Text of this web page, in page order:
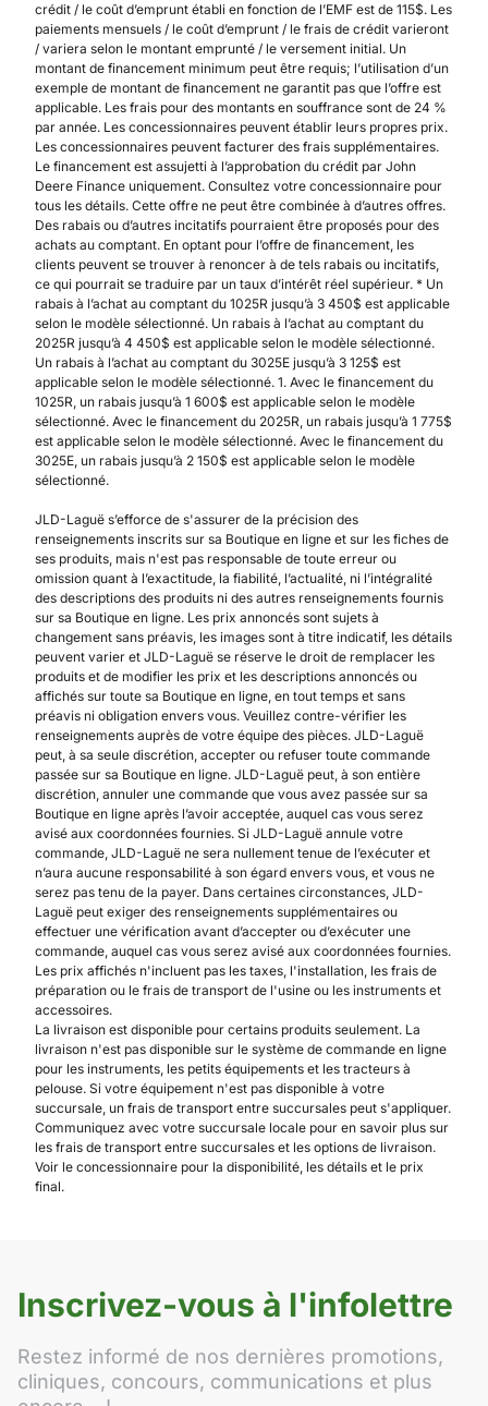
crédit / le coût d’emprunt établi en fonction de l’EMF est de 115$. Les
paiements mensuels / le coût d’emprunt / le frais de crédit varieront
/ variera selon le montant emprunté / le versement initial. Un
montant de financement minimum peut être requis; l’utilisation d’un
exemple de montant de financement ne garantit pas que l’offre est
applicable. Les frais pour des montants en souffrance sont de 24 %
par année. Les concessionnaires peuvent établir leurs propres prix.
Les concessionnaires peuvent facturer des frais supplémentaires.
Le financement est assujetti à l’approbation du crédit par John
Deere Finance uniquement. Consultez votre concessionnaire pour
tous les détails. Cette offre ne peut être combinée à d’autres offres.
Des rabais ou d’autres incitatifs pourraient être proposés pour des
achats au comptant. En optant pour l’offre de financement, les
clients peuvent se trouver à renoncer à de tels rabais ou incitatifs,
ce qui pourrait se traduire par un taux d’intérêt réel supérieur. * Un
rabais à l’achat au comptant du 1025R jusqu’à 3 450$ est applicable
selon le modèle sélectionné. Un rabais à l’achat au comptant du
2025R jusqu’à 4 450$ est applicable selon le modèle sélectionné.
Un rabais à l’achat au comptant du 3025E jusqu’à 3 125$ est
applicable selon le modèle sélectionné. 1. Avec le financement du
1025R, un rabais jusqu’à 1 600$ est applicable selon le modèle
sélectionné. Avec le financement du 2025R, un rabais jusqu’à 1 775$
est applicable selon le modèle sélectionné. Avec le financement du
3025E, un rabais jusqu’à 2 150$ est applicable selon le modèle
sélectionné.
JLD-Laguë s’efforce de s'assurer de la précision des
renseignements inscrits sur sa Boutique en ligne et sur les fiches de
ses produits, mais n'est pas responsable de toute erreur ou
omission quant à l’exactitude, la fiabilité, l’actualité, ni l’intégralité
des descriptions des produits ni des autres renseignements fournis
sur sa Boutique en ligne. Les prix annoncés sont sujets à
changement sans préavis, les images sont à titre indicatif, les détails
peuvent varier et JLD-Laguë se réserve le droit de remplacer les
produits et de modifier les prix et les descriptions annoncés ou
affichés sur toute sa Boutique en ligne, en tout temps et sans
préavis ni obligation envers vous. Veuillez contre-vérifier les
renseignements auprès de votre équipe des pièces. JLD-Laguë
peut, à sa seule discrétion, accepter ou refuser toute commande
passée sur sa Boutique en ligne. JLD-Laguë peut, à son entière
discrétion, annuler une commande que vous avez passée sur sa
Boutique en ligne après l’avoir acceptée, auquel cas vous serez
avisé aux coordonnées fournies. Si JLD-Laguë annule votre
commande, JLD-Laguë ne sera nullement tenue de l’exécuter et
n’aura aucune responsabilité à son égard envers vous, et vous ne
serez pas tenu de la payer. Dans certaines circonstances, JLD-
Laguë peut exiger des renseignements supplémentaires ou
effectuer une vérification avant d’accepter ou d’exécuter une
commande, auquel cas vous serez avisé aux coordonnées fournies.
Les prix affichés n'incluent pas les taxes, l'installation, les frais de
préparation ou le frais de transport de l'usine ou les instruments et
accessoires.
La livraison est disponible pour certains produits seulement. La
livraison n'est pas disponible sur le système de commande en ligne
pour les instruments, les petits équipements et les tracteurs à
pelouse. Si votre équipement n'est pas disponible à votre
succursale, un frais de transport entre succursales peut s'appliquer.
Communiquez avec votre succursale locale pour en savoir plus sur
les frais de transport entre succursales et les options de livraison.
Voir le concessionnaire pour la disponibilité, les détails et le prix
final.
Inscrivez-vous à l'infolettre
Restez informé de nos dernières promotions,
cliniques, concours, communications et plus